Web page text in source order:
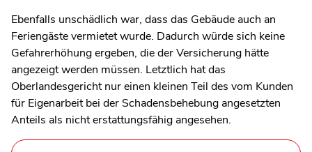
Ebenfalls unschädlich war, dass das Gebäude auch an
Feriengäste vermietet wurde. Dadurch würde sich keine
Gefahrerhöhung ergeben, die der Versicherung hätte
angezeigt werden müssen. Letztlich hat das
Oberlandesgericht nur einen kleinen Teil des vom Kunden
für Eigenarbeit bei der Schadensbehebung angesetzten
Anteils als nicht erstattungsfähig angesehen.